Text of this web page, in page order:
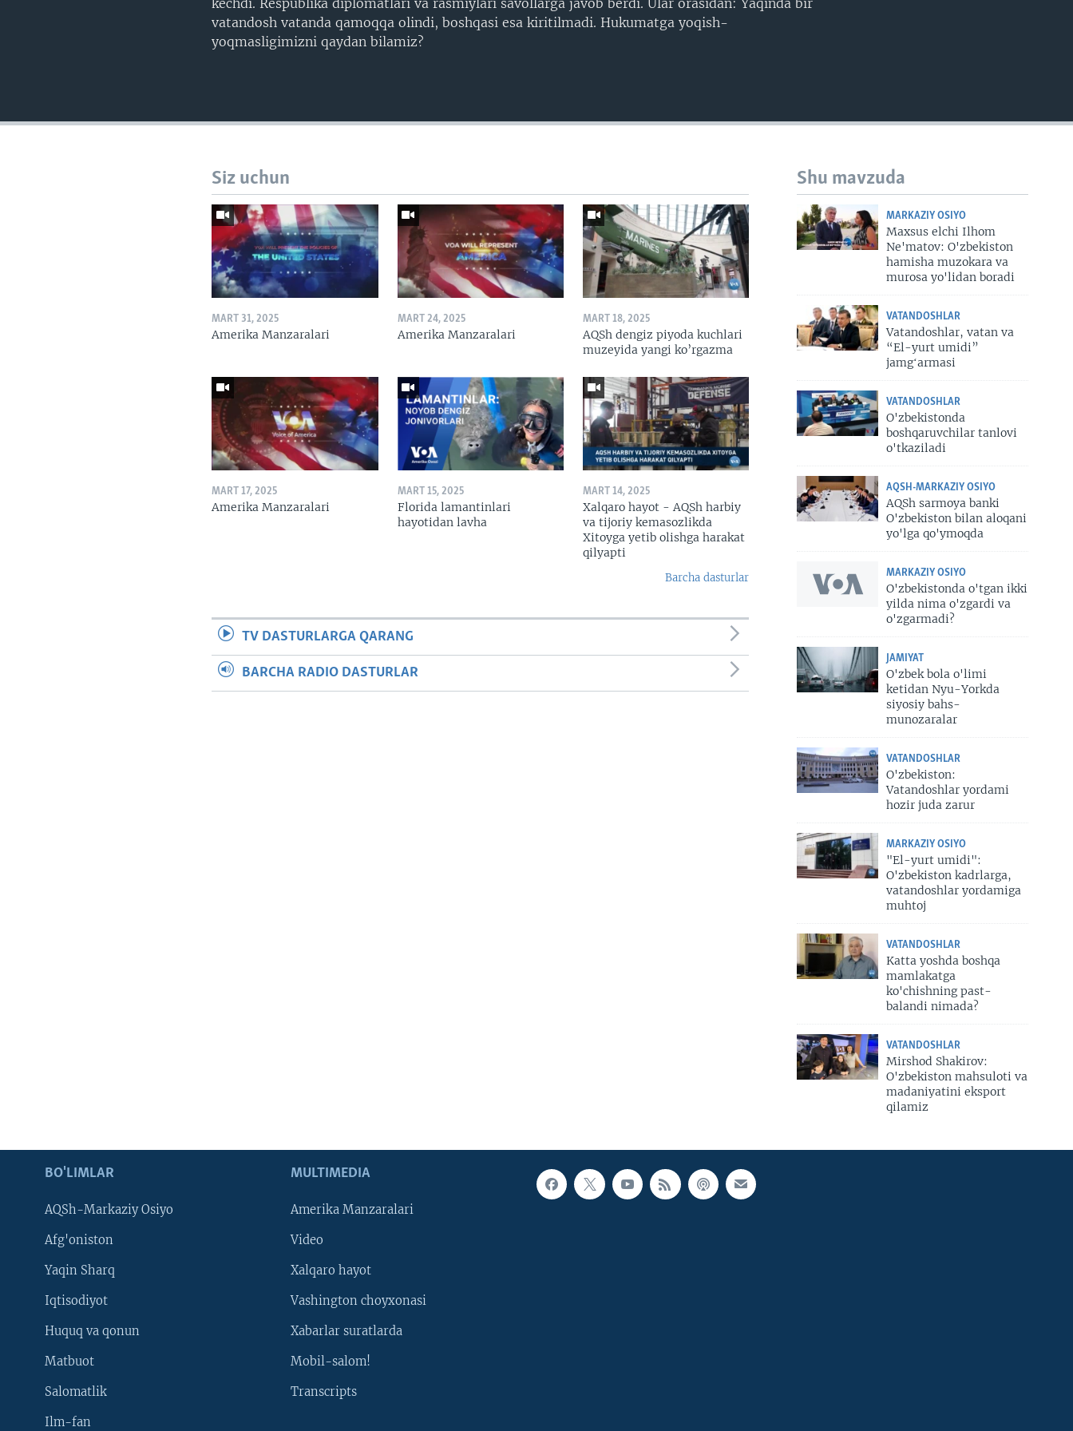
vatandosh vatanda qamoqqa olindi, boshqasi esa kiritilmadi. Hukumatga yoqish-
yoqmasligimizni qaydan bilamiz?
Shu mavzuda
MARKAZIY OSIYO
Maxsus elchi Ilhom
Ne'matov: O'zbekiston
hamisha muzokara va
murosa yo'lidan boradi
VATANDOSHLAR
Vatandoshlar, vatan va
“El-yurt umidi”
jamgʻarmasi
VATANDOSHLAR
O'zbekistonda
boshqaruvchilar tanlovi
o'tkaziladi
AQSH-MARKAZIY OSIYO
AQSh sarmoya banki
O'zbekiston bilan aloqani
yo'lga qo'ymoqda
MARKAZIY OSIYO
O'zbekistonda o'tgan ikki
yilda nima o'zgardi va
o'zgarmadi?
JAMIYAT
O'zbek bola o'limi
ketidan Nyu-Yorkda
siyosiy bahs-
munozaralar
VATANDOSHLAR
O'zbekiston:
Vatandoshlar yordami
hozir juda zarur
MARKAZIY OSIYO
"El-yurt umidi":
O'zbekiston kadrlarga,
vatandoshlar yordamiga
muhtoj
VATANDOSHLAR
Katta yoshda boshqa
mamlakatga
ko'chishning past-
balandi nimada?
VATANDOSHLAR
Mirshod Shakirov:
O'zbekiston mahsuloti va
madaniyatini eksport
qilamiz
Siz uchun
MART 31, 2025
Amerika Manzaralari
MART 24, 2025
Amerika Manzaralari
MART 18, 2025
AQSh dengiz piyoda kuchlari
muzeyida yangi ko’rgazma
MART 17, 2025
Amerika Manzaralari
MART 15, 2025
Florida lamantinlari
hayotidan lavha
MART 14, 2025
Xalqaro hayot - AQSh harbiy
va tijoriy kemasozlikda
Xitoyga yetib olishga harakat
qilyapti
Barcha dasturlar
TV DASTURLARGA QARANG
BARCHA RADIO DASTURLAR
BO'LIMLAR
AQSh-Markaziy Osiyo
Afg'oniston
Yaqin Sharq
Iqtisodiyot
Huquq va qonun
Matbuot
Salomatlik
Ilm-fan
MULTIMEDIA
Amerika Manzaralari
Video
Xalqaro hayot
Vashington choyxonasi
Xabarlar suratlarda
Mobil-salom!
Transcripts